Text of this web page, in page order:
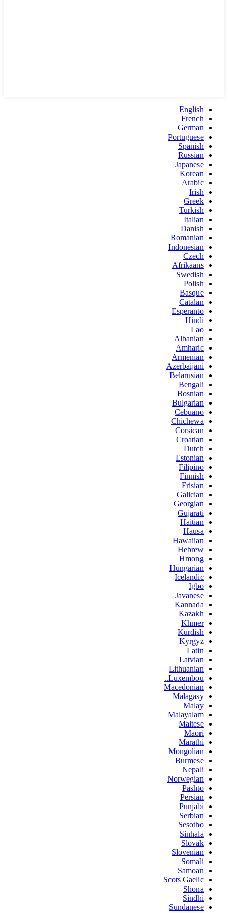
English
French
German
Portuguese
Spanish
Russian
Japanese
Korean
Arabic
Irish
Greek
Turkish
Italian
Danish
Romanian
Indonesian
Czech
Afrikaans
Swedish
Polish
Basque
Catalan
Esperanto
Hindi
Lao
Albanian
Amharic
Armenian
Azerbaijani
Belarusian
Bengali
Bosnian
Bulgarian
Cebuano
Chichewa
Corsican
Croatian
Dutch
Estonian
Filipino
Finnish
Frisian
Galician
Georgian
Gujarati
Haitian
Hausa
Hawaiian
Hebrew
Hmong
Hungarian
Icelandic
Igbo
Javanese
Kannada
Kazakh
Khmer
Kurdish
Kyrgyz
Latin
Latvian
Lithuanian
Luxembou..
Macedonian
Malagasy
Malay
Malayalam
Maltese
Maori
Marathi
Mongolian
Burmese
Nepali
Norwegian
Pashto
Persian
Punjabi
Serbian
Sesotho
Sinhala
Slovak
Slovenian
Somali
Samoan
Scots Gaelic
Shona
Sindhi
Sundanese